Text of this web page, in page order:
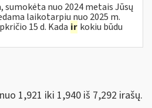
sumokėta nuo 2024 metais Jūsų
laikotarpiu nuo 2025 m.
15 d. Kada ir kokiu būdu
1,921 iki 1,940 iš 7,292 irašų.